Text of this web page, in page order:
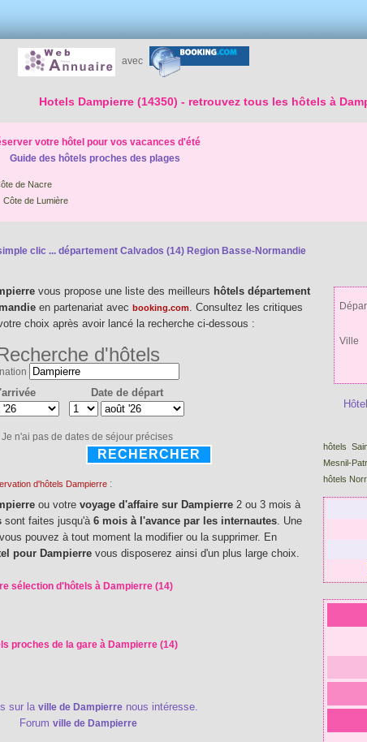
avec
Hotels Dampierre (14350) - retrouvez tous les hôtels à
votre hôtel pour vos vacances d'été
Guide des hôtels proches des plages
de Nacre
Côte de Lumière
clic ... département Calvados (14) Region Basse-Normandie
vous propose une liste des meilleurs hôtels département
en partenariat avec booking.com
. Consultez les critiques
choix après avoir lancé la recherche ci-dessous :
d'hôtels
Date de départ
Je n'ai pas de dates de séjour précises
RECHERCHER
d'hôtels Dampierre :
ou votre voyage d'affaire sur Dampierre 2 ou 3 mois à
sont faites jusqu'à 6 mois à l'avance par les internautes . Une
pouvez à tout moment la modifier ou la supprimer. En
pour Dampierre vous disposerez ainsi d'un plus large choix.
sélection d'hôtels à Dampierre (14)
proches de la gare à Dampierre (14)
sur la ville de Dampierrenous intéresse.
Forum ville de Dampierre
Ville
hôtels
Mesnil-
hôtels